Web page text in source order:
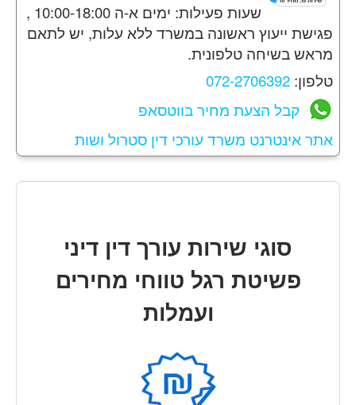
שעות פעילות: ימים א-ה 10:00-18:00 ,
פגישת ייעוץ ראשונה במשרד ללא עלות, יש לתאם
מראש בשיחה טלפונית.
טלפון: 072-2706392
קבל הצעת מחיר בווטסאפ
אתר אינטרנט משרד עורכי דין סטרול ושות
סוגי שירות עורך דין דיני
פשיטת רגל טווחי מחירים
ועמלות